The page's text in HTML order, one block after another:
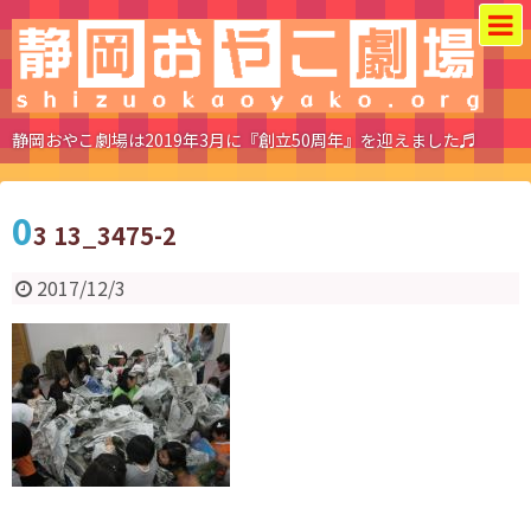
静岡おやこ劇場は2019年3月に『創立50周年』を迎えました♬
03 13_3475-2
2017/12/3